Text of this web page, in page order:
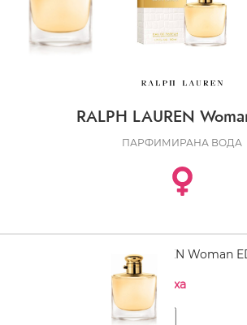
RALPH LAUREN
ПАРФИМИРАНА ВОДА
RALPH LAUREN Woman
Нема на залиха